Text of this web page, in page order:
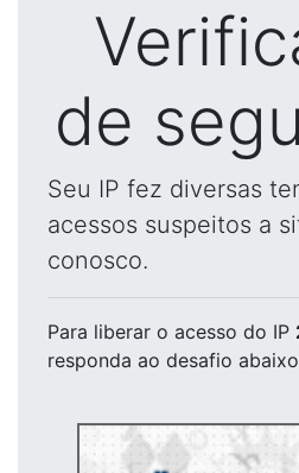
de
Seu IP fez diversas
acessos suspeitos a
conosco.
Para liberar o acesso do IP
responda ao desafio